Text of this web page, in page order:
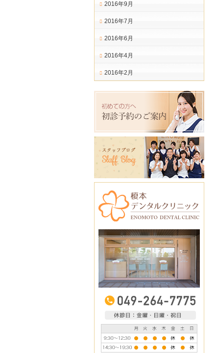
2016年9月
2016年7月
2016年6月
2016年4月
2016年2月